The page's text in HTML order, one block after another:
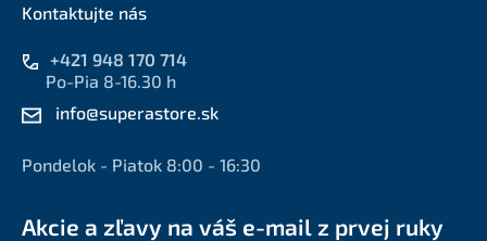
Kontaktujte nás
+421 948 170 714
Po-Pia 8-16.30 h
info@superastore.sk
Pondelok - Piatok 8:00 - 16:30
Akcie a zľavy na váš e-mail z prvej ruky